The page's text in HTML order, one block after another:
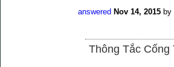
answered Nov 14, 2015 by
Thông Tắc Cống